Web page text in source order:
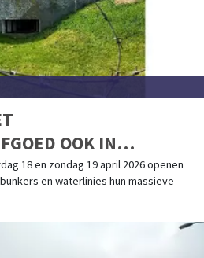
OOK IN
18 en zondag 19 april 2026 openen
en waterlinies hun massieve